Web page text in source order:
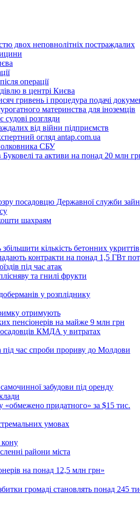
двох неповнолітніх постраждалих
операції
в центрі Києва
гривень і процедура подачі
материнства для іноземців
розгляди
від війни підприємств
огляд antap.com.ua
СБУ
та активи на понад 20 млн
посадовцю Державної служби
шахраям
кількість бетонних укриттів
контракти на понад 1,5 ГВт
під час атак
та гнилі фрукти
у розпліднику
отримують
пенсіонерів на майже 9 млн грн
КМДА у витратах
час спроби прориву до Молдови
забудови під оренду
«обмежено придатного» за $15 тис.
умовах
кону
райони міста
на понад 12,5 млн грн»
громаді становлять понад 245